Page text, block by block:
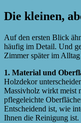
Die kleinen,
Auf den ersten Blick
häufig im Detail. Und
Zimmer später im
1. Material und
Holzdekor
Massivholz wirkt meist
pflegeleichte
Entscheidend ist, wie
Ihnen die Reinigung ist.